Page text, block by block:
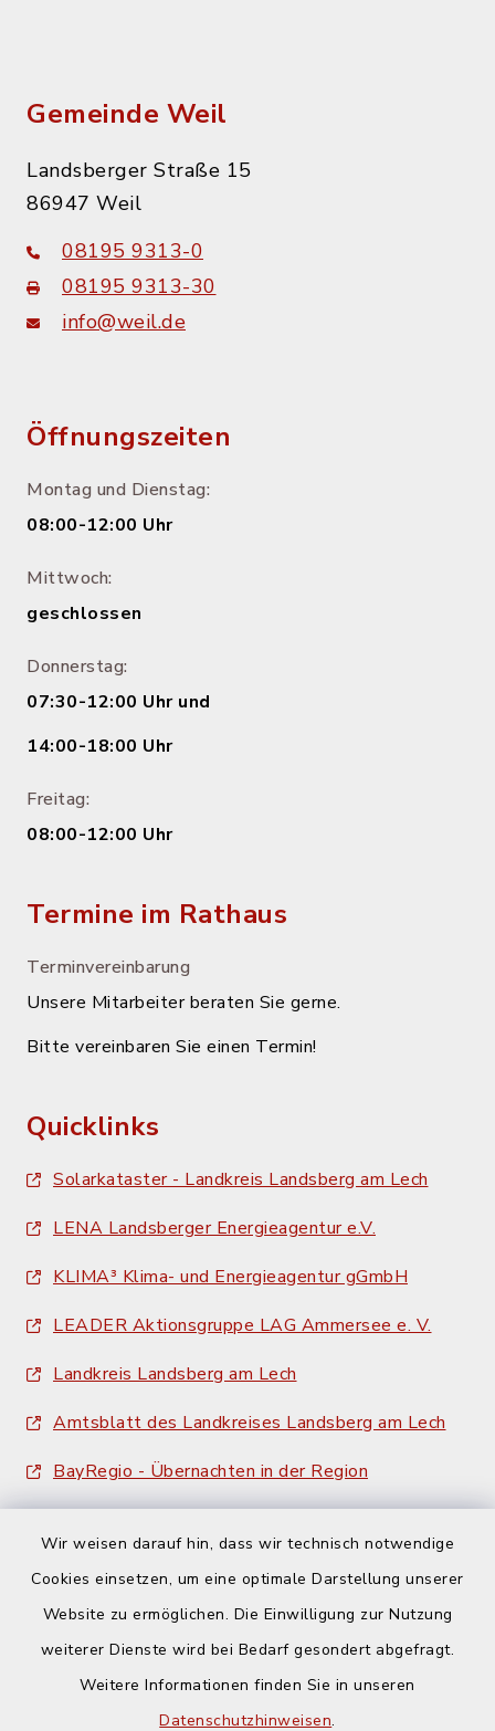
Wir weisen darauf hin, dass wir technisch notwendige
Cookies einsetzen, um eine optimale Darstellung unserer
Website zu ermöglichen. Die Einwilligung zur Nutzung
weiterer Dienste wird bei Bedarf gesondert abgefragt.
Weitere Informationen finden Sie in unseren
Datenschutzhinweisen.
Gemeinde Weil
Landsberger Straße 15
86947 Weil
08195 9313-0
08195 9313-30
info@weil.de
Öffnungszeiten
Montag und Dienstag:
08:00-12:00 Uhr
Mittwoch:
geschlossen
Donnerstag:
07:30-12:00 Uhr und
14:00-18:00 Uhr
Freitag:
08:00-12:00 Uhr
Termine im Rathaus
Terminvereinbarung
Unsere Mitarbeiter beraten Sie gerne.
Bitte vereinbaren Sie einen Termin!
Quicklinks
Solarkataster - Landkreis Landsberg am Lech
LENA Landsberger Energieagentur e.V.
KLIMA³ Klima- und Energieagentur gGmbH
LEADER Aktionsgruppe LAG Ammersee e. V.
Landkreis Landsberg am Lech
Amtsblatt des Landkreises Landsberg am Lech
BayRegio - Übernachten in der Region
Barrierefreiheit